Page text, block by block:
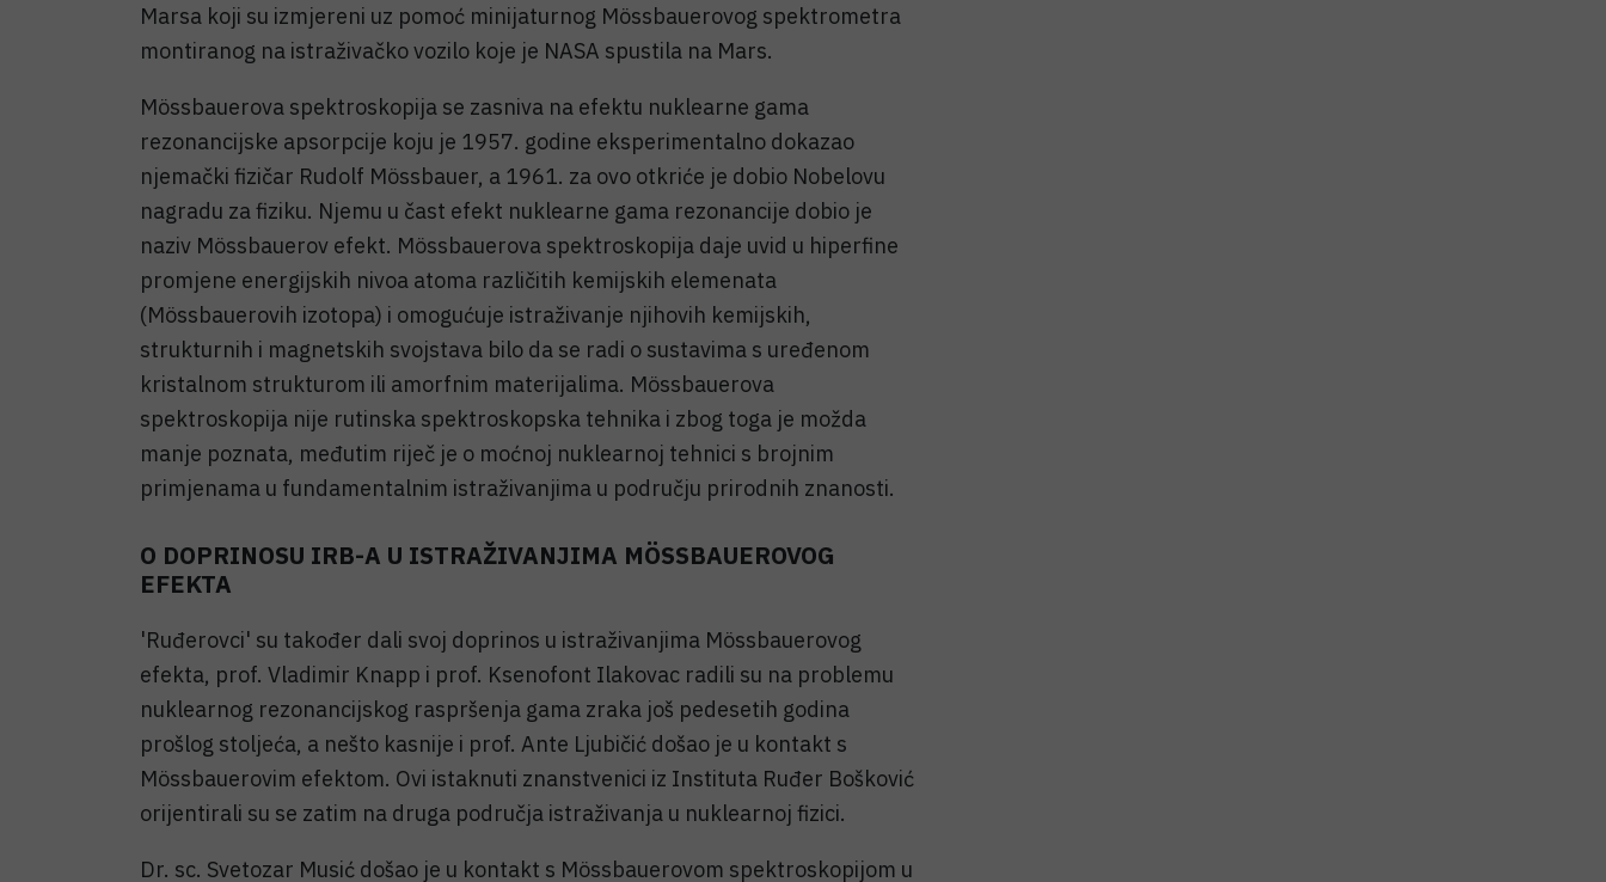
Marsa koji su izmjereni uz pomoć minijaturnog Mössbauerovog spektrometra
montiranog na istraživačko vozilo koje je NASA spustila na Mars.
Mössbauerova spektroskopija se zasniva na efektu nuklearne gama
rezonancijske apsorpcije koju je 1957. godine eksperimentalno dokazao
njemački fizičar Rudolf Mössbauer, a 1961. za ovo otkriće je dobio Nobelovu
nagradu za fiziku. Njemu u čast efekt nuklearne gama rezonancije dobio je
naziv Mössbauerov efekt. Mössbauerova spektroskopija daje uvid u hiperfine
promjene energijskih nivoa atoma različitih kemijskih elemenata
(Mössbauerovih izotopa) i omogućuje istraživanje njihovih kemijskih,
strukturnih i magnetskih svojstava bilo da se radi o sustavima s uređenom
kristalnom strukturom ili amorfnim materijalima. Mössbauerova
spektroskopija nije rutinska spektroskopska tehnika i zbog toga je možda
manje poznata, međutim riječ je o moćnoj nuklearnoj tehnici s brojnim
primjenama u fundamentalnim istraživanjima u području prirodnih znanosti.
O DOPRINOSU IRB-A U ISTRAŽIVANJIMA MÖSSBAUEROVOG
EFEKTA
'Ruđerovci' su također dali svoj doprinos u istraživanjima Mössbauerovog
efekta, prof. Vladimir Knapp i prof. Ksenofont Ilakovac radili su na problemu
nuklearnog rezonancijskog raspršenja gama zraka još pedesetih godina
prošlog stoljeća, a nešto kasnije i prof. Ante Ljubičić došao je u kontakt s
Mössbauerovim efektom. Ovi istaknuti znanstvenici iz Instituta Ruđer Bošković
orijentirali su se zatim na druga područja istraživanja u nuklearnoj fizici.
Dr. sc. Svetozar Musić došao je u kontakt s Mössbauerovom spektroskopijom u